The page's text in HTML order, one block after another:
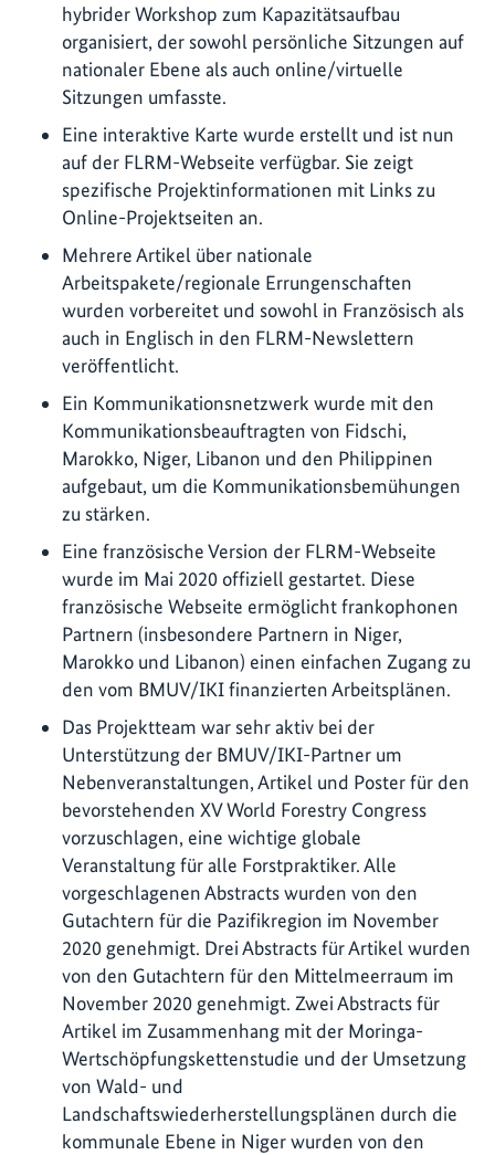
hybrider Workshop zum Kapazitätsaufbau
organisiert, der sowohl persönliche Sitzungen auf
nationaler Ebene als auch online/virtuelle
Sitzungen umfasste.
Eine interaktive Karte wurde erstellt und ist nun
auf der FLRM-Webseite verfügbar. Sie zeigt
spezifische Projektinformationen mit Links zu
Online-Projektseiten an.
Mehrere Artikel über nationale
Arbeitspakete/regionale Errungenschaften
wurden vorbereitet und sowohl in Französisch als
auch in Englisch in den FLRM-Newslettern
veröffentlicht.
Ein Kommunikationsnetzwerk wurde mit den
Kommunikationsbeauftragten von Fidschi,
Marokko, Niger, Libanon und den Philippinen
aufgebaut, um die Kommunikationsbemühungen
zu stärken.
Eine französische Version der FLRM-Webseite
wurde im Mai 2020 offiziell gestartet. Diese
französische Webseite ermöglicht frankophonen
Partnern (insbesondere Partnern in Niger,
Marokko und Libanon) einen einfachen Zugang zu
den vom BMUV/IKI finanzierten Arbeitsplänen.
Das Projektteam war sehr aktiv bei der
Unterstützung der BMUV/IKI-Partner um
Nebenveranstaltungen, Artikel und Poster für den
bevorstehenden XV World Forestry Congress
vorzuschlagen, eine wichtige globale
Veranstaltung für alle Forstpraktiker. Alle
vorgeschlagenen Abstracts wurden von den
Gutachtern für die Pazifikregion im November
2020 genehmigt. Drei Abstracts für Artikel wurden
von den Gutachtern für den Mittelmeerraum im
November 2020 genehmigt. Zwei Abstracts für
Artikel im Zusammenhang mit der Moringa-
Wertschöpfungskettenstudie und der Umsetzung
von Wald- und
Landschaftswiederherstellungsplänen durch die
kommunale Ebene in Niger wurden von den